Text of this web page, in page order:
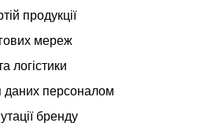
продукції
мереж
логістики
даних персоналом
бренду